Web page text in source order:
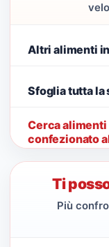
Altri alimenti in
Sfoglia tutta la
Cerca alimenti
confezionato
Ti
Più